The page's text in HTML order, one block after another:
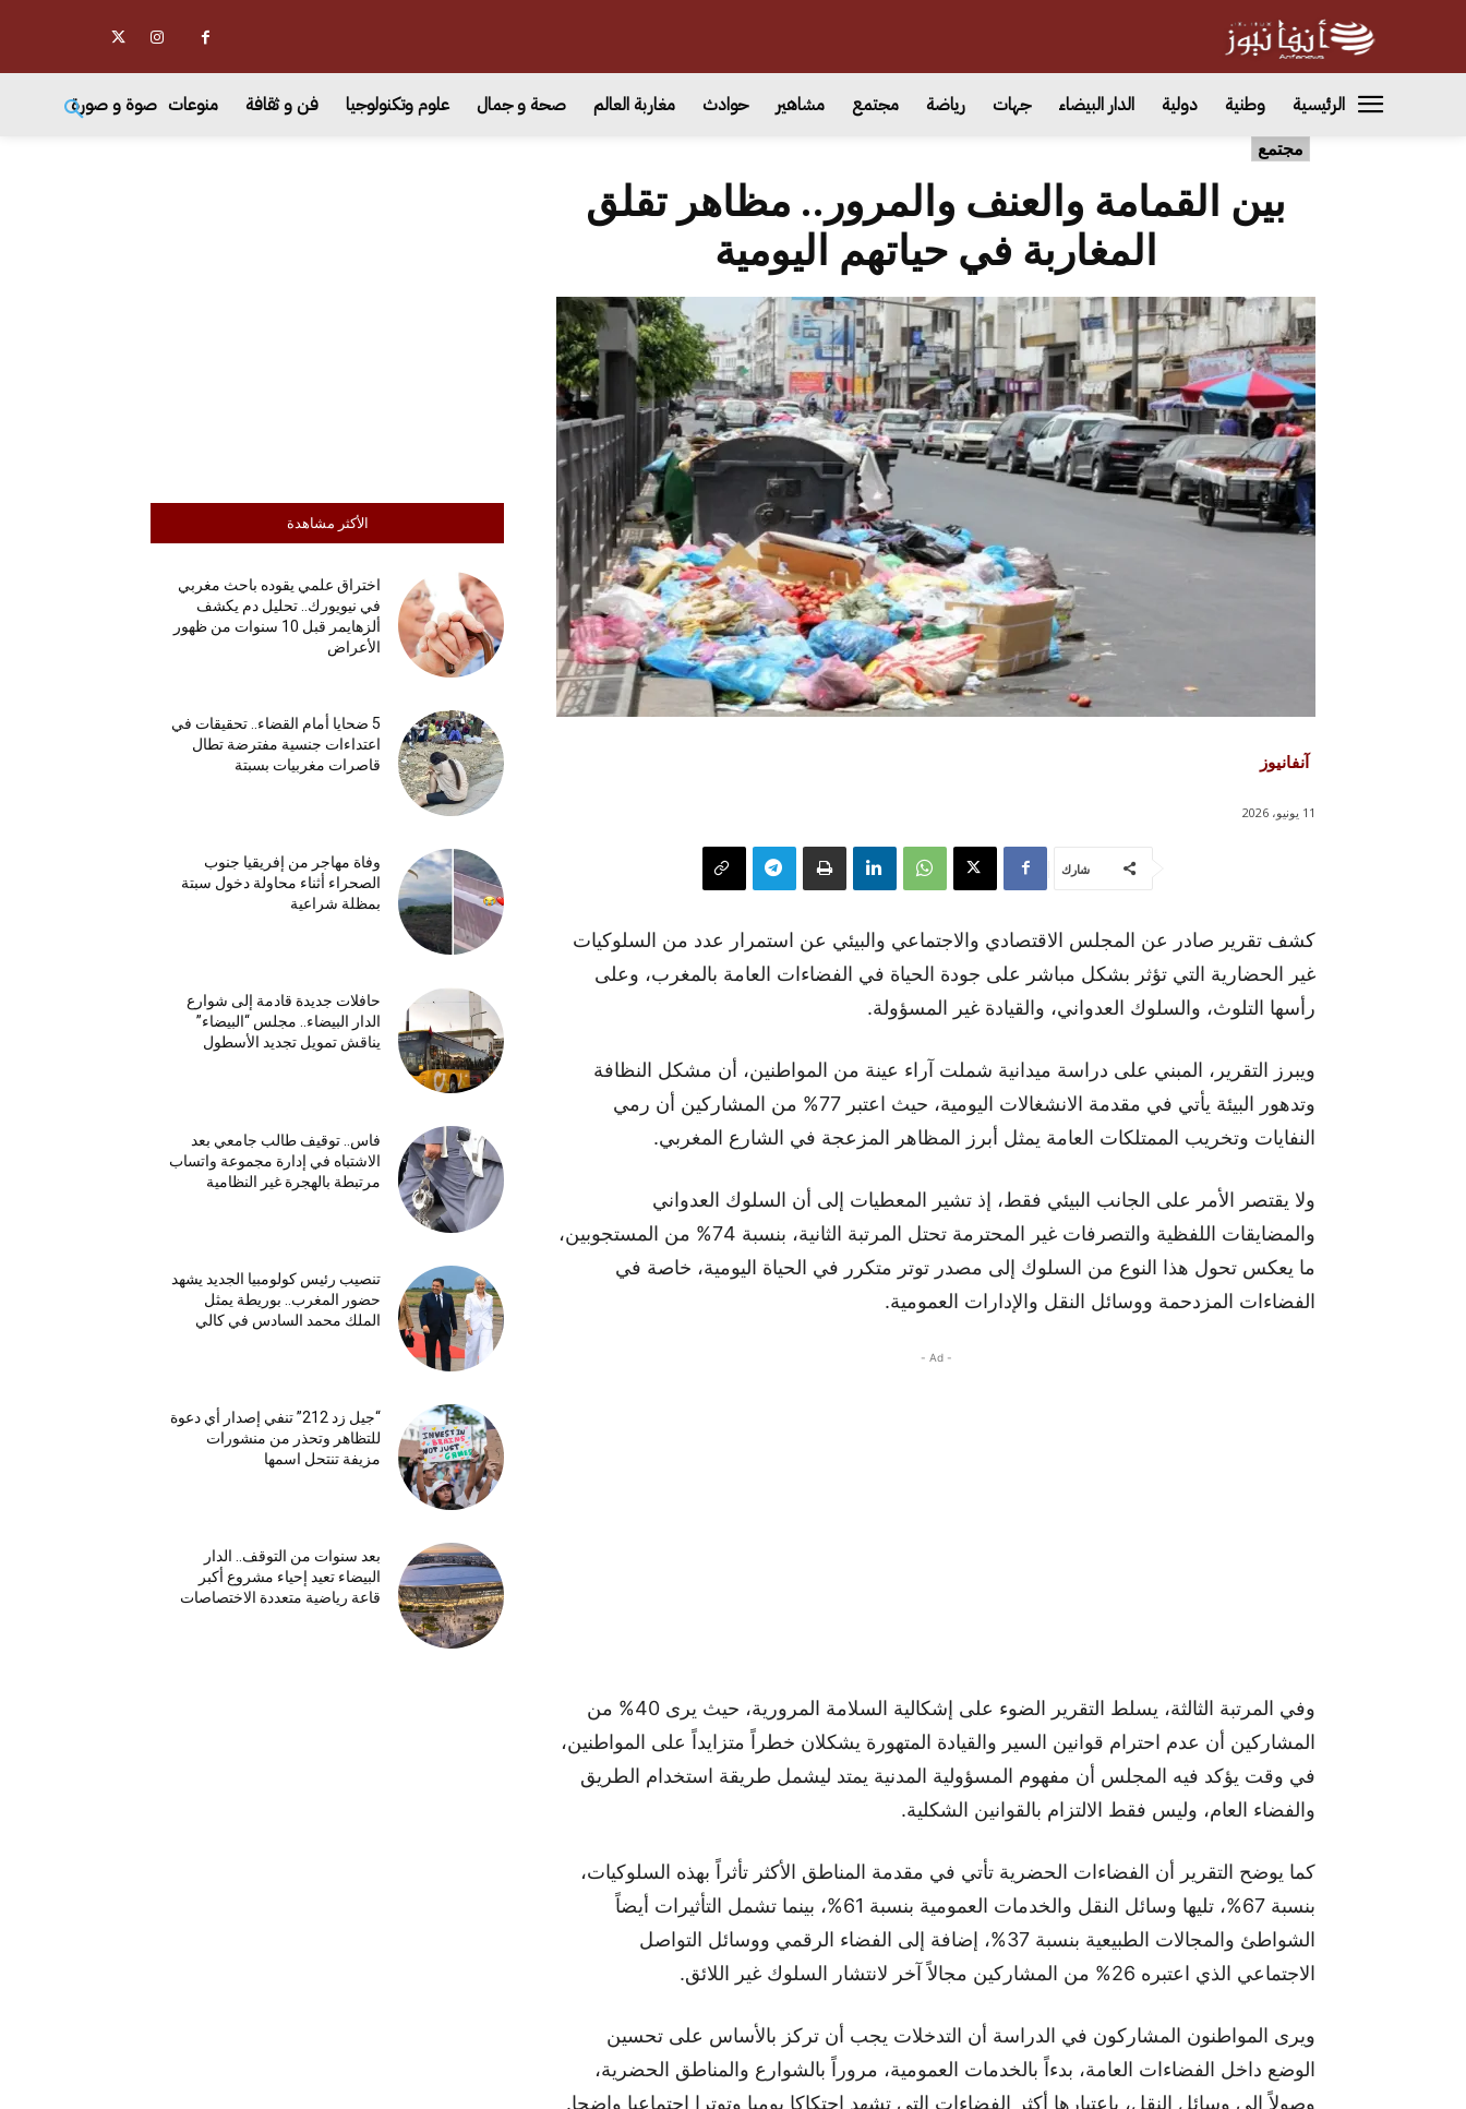
الرئيسية وطنية دولية الدار البيضاء جهات رياضة مجتمع مشاهير حوادث مغاربة العالم صحة و جمال علوم وتكنولوجيا فن و ثقافة منوعات صوة و صورة
مجتمع
الأكثر مشاهدة
اختراق علمي يقوده باحث مغربي
في نيويورك.. تحليل دم يكشف
ألزهايمر قبل 10 سنوات من ظهور
الأعراض
5 ضحايا أمام القضاء.. تحقيقات في
اعتداءات جنسية مفترضة تطال
قاصرات مغربيات بسبتة
وفاة مهاجر من إفريقيا جنوب
الصحراء أثناء محاولة دخول سبتة
بمظلة شراعية
حافلات جديدة قادمة إلى شوارع
الدار البيضاء.. مجلس “البيضاء”
يناقش تمويل تجديد الأسطول
فاس.. توقيف طالب جامعي بعد
الاشتباه في إدارة مجموعة واتساب
مرتبطة بالهجرة غير النظامية
تنصيب رئيس كولومبيا الجديد يشهد
حضور المغرب.. بوريطة يمثل
الملك محمد السادس في كالي
“جيل زد 212” تنفي إصدار أي دعوة
للتظاهر وتحذر من منشورات
مزيفة تنتحل اسمها
بعد سنوات من التوقف.. الدار
البيضاء تعيد إحياء مشروع أكبر
قاعة رياضية متعددة الاختصاصات
بين القمامة والعنف والمرور.. مظاهر تقلق
المغاربة في حياتهم اليومية
آنفانيوز
11 يونيو، 2026
شارك
كشف تقرير صادر عن المجلس الاقتصادي والاجتماعي والبيئي عن استمرار عدد من السلوكيات
غير الحضارية التي تؤثر بشكل مباشر على جودة الحياة في الفضاءات العامة بالمغرب، وعلى
رأسها التلوث، والسلوك العدواني، والقيادة غير المسؤولة.
ويبرز التقرير، المبني على دراسة ميدانية شملت آراء عينة من المواطنين، أن مشكل النظافة
وتدهور البيئة يأتي في مقدمة الانشغالات اليومية، حيث اعتبر 77% من المشاركين أن رمي
النفايات وتخريب الممتلكات العامة يمثل أبرز المظاهر المزعجة في الشارع المغربي.
ولا يقتصر الأمر على الجانب البيئي فقط، إذ تشير المعطيات إلى أن السلوك العدواني
والمضايقات اللفظية والتصرفات غير المحترمة تحتل المرتبة الثانية، بنسبة 74% من المستجوبين،
ما يعكس تحول هذا النوع من السلوك إلى مصدر توتر متكرر في الحياة اليومية، خاصة في
الفضاءات المزدحمة ووسائل النقل والإدارات العمومية.
- Ad -
وفي المرتبة الثالثة، يسلط التقرير الضوء على إشكالية السلامة المرورية، حيث يرى 40% من
المشاركين أن عدم احترام قوانين السير والقيادة المتهورة يشكلان خطراً متزايداً على المواطنين،
في وقت يؤكد فيه المجلس أن مفهوم المسؤولية المدنية يمتد ليشمل طريقة استخدام الطريق
والفضاء العام، وليس فقط الالتزام بالقوانين الشكلية.
كما يوضح التقرير أن الفضاءات الحضرية تأتي في مقدمة المناطق الأكثر تأثراً بهذه السلوكيات،
بنسبة 67%، تليها وسائل النقل والخدمات العمومية بنسبة 61%، بينما تشمل التأثيرات أيضاً
الشواطئ والمجالات الطبيعية بنسبة 37%، إضافة إلى الفضاء الرقمي ووسائل التواصل
الاجتماعي الذي اعتبره 26% من المشاركين مجالاً آخر لانتشار السلوك غير اللائق.
ويرى المواطنون المشاركون في الدراسة أن التدخلات يجب أن تركز بالأساس على تحسين
الوضع داخل الفضاءات العامة، بدءاً بالخدمات العمومية، مروراً بالشوارع والمناطق الحضرية،
وصولاً إلى وسائل النقل، باعتبارها أكثر الفضاءات التي تشهد احتكاكا يوميا وتوترا اجتماعيا واضحا.